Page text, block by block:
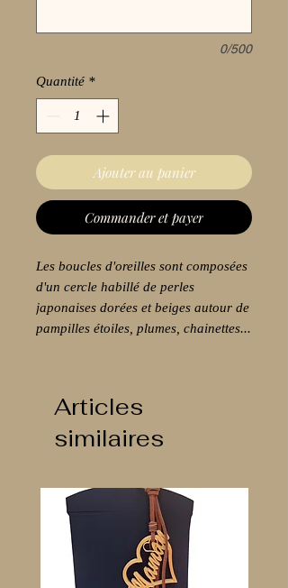
0/500
Quantité *
Ajouter au panier
Commander et payer
Les boucles d'oreilles sont composées
d'un cercle habillé de perles
japonaises dorées et beiges autour de
pampilles étoiles, plumes, chainettes...
pampille ronde et d'une étoile.
Elégantes, parfaites à porter pour
recouvert d'or. Très légère aux oreilles
Elles vous seront livrées avec des
embouts en silicone dans une
pochette en organza. Chaque envoi
est préparé par moi-même. Ils existent
Articles
similaires